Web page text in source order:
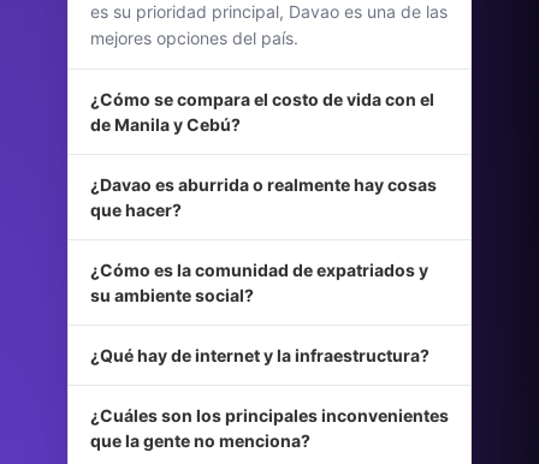
es su prioridad principal, Davao es una de las
mejores opciones del país.
¿Cómo se compara el costo de vida con el
de Manila y Cebú?
¿Davao es aburrida o realmente hay cosas
que hacer?
¿Cómo es la comunidad de expatriados y
su ambiente social?
¿Qué hay de internet y la infraestructura?
¿Cuáles son los principales inconvenientes
que la gente no menciona?